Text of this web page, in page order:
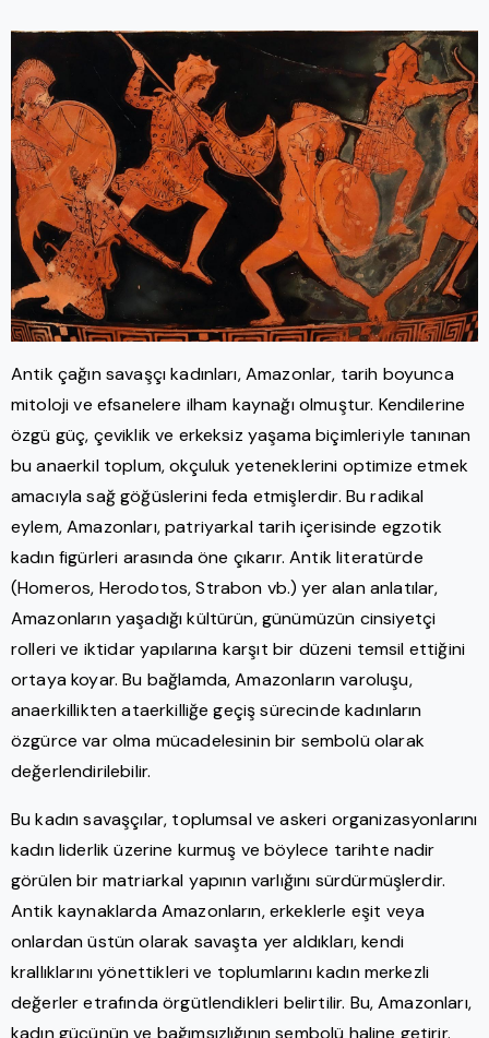
Antik çağın savaşçı kadınları, Amazonlar, tarih boyunca
mitoloji ve efsanelere ilham kaynağı olmuştur. Kendilerine
özgü güç, çeviklik ve erkeksiz yaşama biçimleriyle tanınan
bu anaerkil toplum, okçuluk yeteneklerini optimize etmek
amacıyla sağ göğüslerini feda etmişlerdir. Bu radikal
eylem, Amazonları, patriyarkal tarih içerisinde egzotik
kadın figürleri arasında öne çıkarır. Antik literatürde
(Homeros, Herodotos, Strabon vb.) yer alan anlatılar,
Amazonların yaşadığı kültürün, günümüzün cinsiyetçi
rolleri ve iktidar yapılarına karşıt bir düzeni temsil ettiğini
ortaya koyar. Bu bağlamda, Amazonların varoluşu,
anaerkillikten ataerkilliğe geçiş sürecinde kadınların
özgürce var olma mücadelesinin bir sembolü olarak
değerlendirilebilir.
Bu kadın savaşçılar, toplumsal ve askeri organizasyonlarını
kadın liderlik üzerine kurmuş ve böylece tarihte nadir
görülen bir matriarkal yapının varlığını sürdürmüşlerdir.
Antik kaynaklarda Amazonların, erkeklerle eşit veya
onlardan üstün olarak savaşta yer aldıkları, kendi
krallıklarını yönettikleri ve toplumlarını kadın merkezli
değerler etrafında örgütlendikleri belirtilir. Bu, Amazonları,
kadın gücünün ve bağımsızlığının sembolü haline getirir.